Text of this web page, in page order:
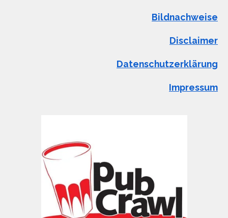
Bildnachweise
Disclaimer
Datenschutzerklärung
Impressum